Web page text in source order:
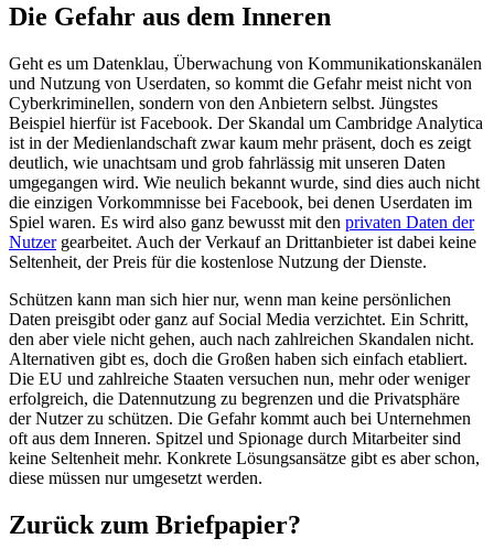
Die Gefahr aus dem Inneren
Geht es um Datenklau, Überwachung von Kommunikationskanälen
und Nutzung von Userdaten, so kommt die Gefahr meist nicht von
Cyberkriminellen, sondern von den Anbietern selbst. Jüngstes
Beispiel hierfür ist Facebook. Der Skandal um Cambridge Analytica
ist in der Medienlandschaft zwar kaum mehr präsent, doch es zeigt
deutlich, wie unachtsam und grob fahrlässig mit unseren Daten
umgegangen wird. Wie neulich bekannt wurde, sind dies auch nicht
die einzigen Vorkommnisse bei Facebook, bei denen Userdaten im
Spiel waren. Es wird also ganz bewusst mit den privaten Daten der
Nutzergearbeitet. Auch der Verkauf an Drittanbieter ist dabei keine
Seltenheit, der Preis für die kostenlose Nutzung der Dienste.
Schützen kann man sich hier nur, wenn man keine persönlichen
Daten preisgibt oder ganz auf Social Media verzichtet. Ein Schritt,
den aber viele nicht gehen, auch nach zahlreichen Skandalen nicht.
Alternativen gibt es, doch die Großen haben sich einfach etabliert.
Die EU und zahlreiche Staaten versuchen nun, mehr oder weniger
erfolgreich, die Datennutzung zu begrenzen und die Privatsphäre
der Nutzer zu schützen. Die Gefahr kommt auch bei Unternehmen
oft aus dem Inneren. Spitzel und Spionage durch Mitarbeiter sind
keine Seltenheit mehr. Konkrete Lösungsansätze gibt es aber schon,
diese müssen nur umgesetzt werden.
Zurück zum Briefpapier?